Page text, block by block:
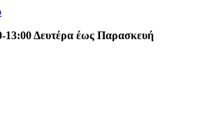
13:00 Δευτέρα έως Παρασκευή